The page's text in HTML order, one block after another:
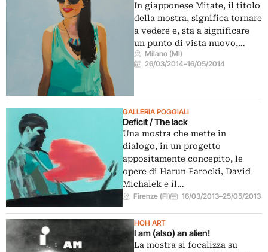
In giapponese Mitate, il titolo
della mostra, significa tornare
a vedere e, sta a significare
un punto di vista nuovo,…
Milano (MI)
26/03/2014–16/05/2014
GALLERIA POGGIALI
Deficit / The lack
Una mostra che mette in
dialogo, in un progetto
appositamente concepito, le
opere di Harun Farocki, David
Michalek e il…
Firenze (FI) 16/03/2013–25/05/2013
HOH ART
I am (also) an alien!
La mostra si focalizza su